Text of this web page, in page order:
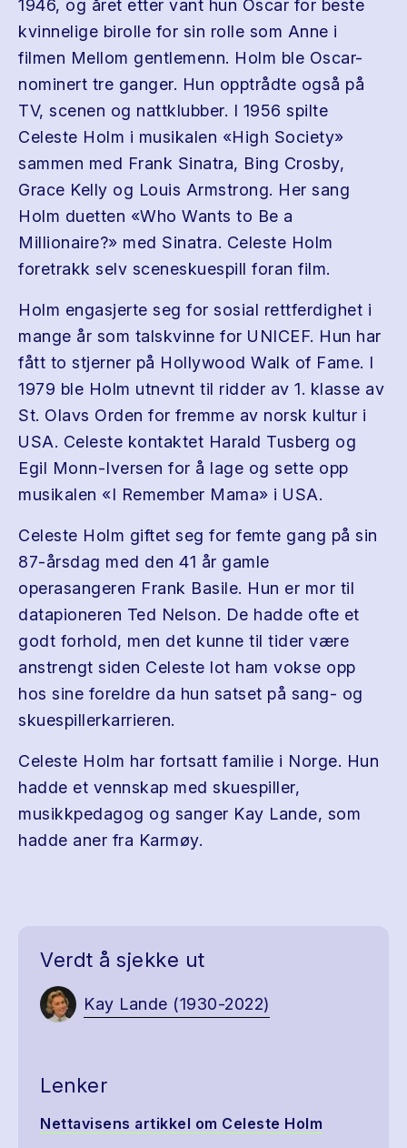
1946, og året etter vant hun Oscar for beste
kvinnelige birolle for sin rolle som Anne i
filmen Mellom gentlemenn. Holm ble Oscar-
nominert tre ganger. Hun opptrådte også på
TV, scenen og nattklubber. I 1956 spilte
Celeste Holm i musikalen «High Society»
sammen med Frank Sinatra, Bing Crosby,
Grace Kelly og Louis Armstrong. Her sang
Holm duetten «Who Wants to Be a
Millionaire?» med Sinatra. Celeste Holm
foretrakk selv sceneskuespill foran film.
Holm engasjerte seg for sosial rettferdighet i
mange år som talskvinne for UNICEF. Hun har
fått to stjerner på Hollywood Walk of Fame. I
1979 ble Holm utnevnt til ridder av 1. klasse av
St. Olavs Orden for fremme av norsk kultur i
USA. Celeste kontaktet Harald Tusberg og
Egil Monn-Iversen for å lage og sette opp
musikalen «I Remember Mama» i USA.
Celeste Holm giftet seg for femte gang på sin
87-årsdag med den 41 år gamle
operasangeren Frank Basile. Hun er mor til
datapioneren Ted Nelson. De hadde ofte et
godt forhold, men det kunne til tider være
anstrengt siden Celeste lot ham vokse opp
hos sine foreldre da hun satset på sang- og
skuespillerkarrieren.
Celeste Holm har fortsatt familie i Norge. Hun
hadde et vennskap med skuespiller,
musikkpedagog og sanger Kay Lande, som
hadde aner fra Karmøy.
Verdt å sjekke ut
Kay Lande (1930-2022)
Lenker
Nettavisens artikkel om Celeste Holm